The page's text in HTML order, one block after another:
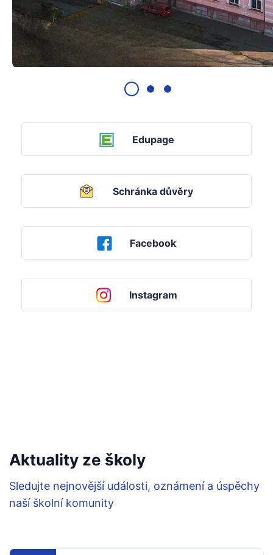
Edupage
Schránka důvěry
Facebook
Instagram
Aktuality ze školy
Sledujte nejnovější události, oznámení a úspěchy
naší školní komunity